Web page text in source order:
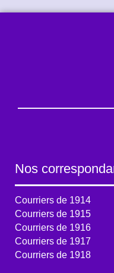
Nos
Courriers de 1914
Courriers de 1915
Courriers de 1916
Courriers de 1917
Courriers de 1918